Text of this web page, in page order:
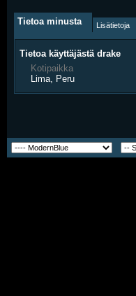
Tietoa minusta Lisätietoja
Tietoa käyttäjästä drake
Kotipaikka
Lima, Peru